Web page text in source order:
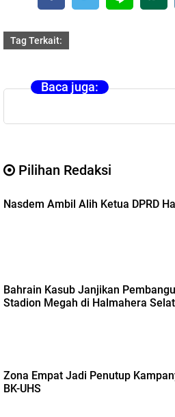
Tag Terkait:
Baca juga:
Pilihan Redaksi
Nasdem Ambil Alih Ketua DPRD
Bahrain Kasub Janjikan
Stadion Megah di Halmahera
Zona Empat Jadi Penutup
BK-UHS